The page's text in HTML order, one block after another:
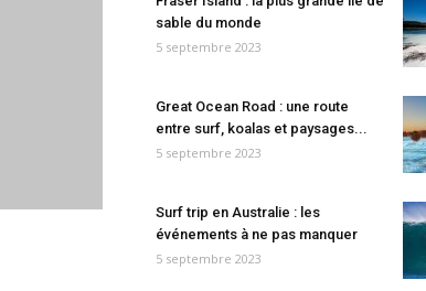
sable du monde
5 septembre 2023
Great Ocean Road : une route
entre surf, koalas et paysages...
5 septembre 2023
Surf trip en Australie : les
événements à ne pas manquer
5 septembre 2023